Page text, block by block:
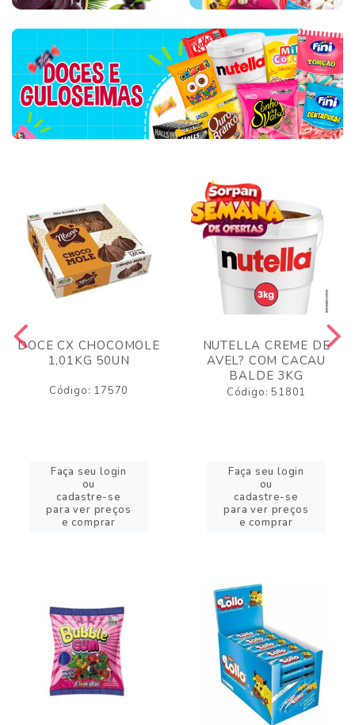
DOCE CX CHOCOMOLE
1,01KG 50UN
Código: 17570
Faça seu login
ou
cadastre-se
para ver preços
e comprar
NUTELLA CREME DE
AVEL? COM CACAU
BALDE 3KG
Código: 51801
Faça seu login
ou
cadastre-se
para ver preços
e comprar